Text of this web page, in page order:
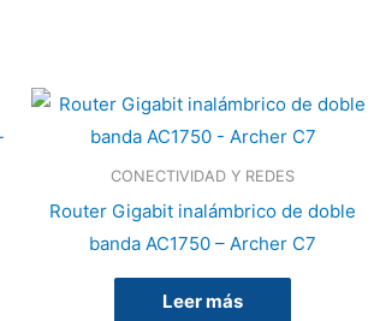
CONECTIVIDAD Y REDES
Router Gigabit inalámbrico de doble
banda AC1750 – Archer C7
Leer más